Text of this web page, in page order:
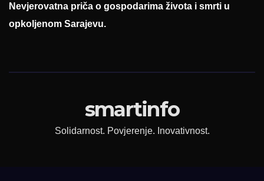
Nevjerovatna priča o gospodarima života i smrti u
opkoljenom Sarajevu.
smartinfo
Solidarnost. Povjerenje. Inovativnost.